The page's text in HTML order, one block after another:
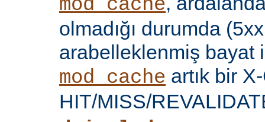
mod_cache
olmadığı durumda
arabelleklenmiş bayat
mod_cache artık bir
HIT/MISS/